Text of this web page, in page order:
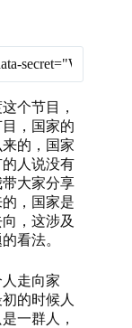
个节目，
，国家的
的，国家
人说没有
大家分享
，国家是
，这涉及
看法。
走向家
的时候人
一群人，